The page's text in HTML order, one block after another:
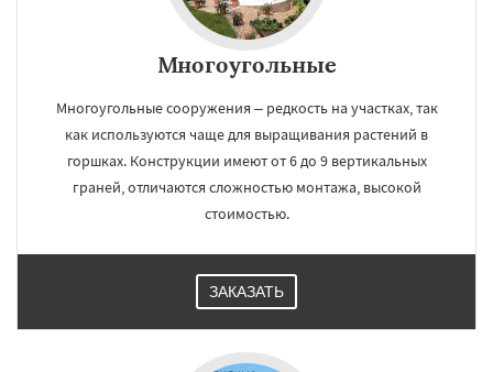
Многоугольные
Многоугольные сооружения – редкость на участках, так
как используются чаще для выращивания растений в
горшках. Конструкции имеют от 6 до 9 вертикальных
граней, отличаются сложностью монтажа, высокой
стоимостью.
ЗАКАЗАТЬ